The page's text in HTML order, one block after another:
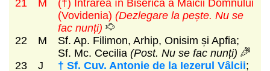
21
M
(†) Intrarea în Biserică a Maicii Domnului
(Vovidenia) (Dezlegare la pește. Nu se
fac nunți)
22
M
Sf. Ap. Filimon, Arhip, Onisim și Apfia;
Sf. Mc. Cecilia (Post. Nu se fac nunți)
23
J † Sf. Cuv. Antonie de la Iezerul Vâlcii;